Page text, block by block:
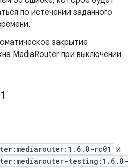
по истечении заданного
закрытие
MediaRouter при выключении
rc01 и
testing:1.6.0-